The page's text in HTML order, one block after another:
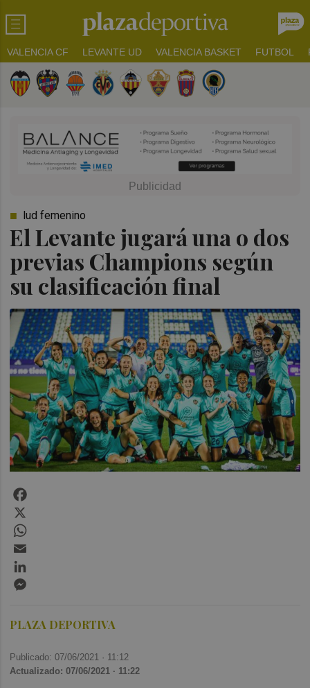
VALENCIA CF LEVANTE UD VALENCIA BASKET FUTBOL
El Levante jugará una o dos
previas Champions según
su clasificación final
lud femenino
PLAZA DEPORTIVA
Publicado: 07/06/2021 · 11:12
Actualizado: 07/06/2021 · 11:22